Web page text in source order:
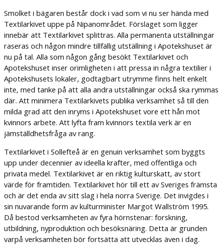
Smolket i bägaren består dock i vad som vi nu ser hända med
Textilarkivet uppe på Nipanområdet. Förslaget som ligger
innebär att Textilarkivet splittras. Alla permanenta utställningar
raseras och någon mindre tillfällig utställning i Apotekshuset är
nu på tal. Alla som någon gång besökt Textilarkivet och
Apotekshuset inser orimligheten i att pressa in några textilier i
Apotekshusets lokaler, godtagbart utrymme finns helt enkelt
inte, med tanke på att alla andra utställningar också ska rymmas
där. Att minimera Textilarkivets publika verksamhet så till den
milda grad att den inryms i Apotekshuset vore ett hån mot
kvinnors arbete. Att lyfta fram kvinnors textila verk är en
jämställdhetsfråga av rang.
Textilarkivet i Sollefteå är en genuin verksamhet som byggts
upp under decennier av ideella krafter, med offentliga och
privata medel. Textilarkivet är en riktig kulturskatt, av stort
värde för framtiden. Textilarkivet hör till ett av Sveriges främsta
och är det enda av sitt slag i hela norra Sverige. Det invigdes i
sin nuvarande form av kulturminister Margot Wallström 1995.
Då bestod verksamheten av fyra hörnstenar: forskning,
utbildning, nyproduktion och besöksnäring. Detta är grunden
varpå verksamheten bör fortsätta att utvecklas även i dag.